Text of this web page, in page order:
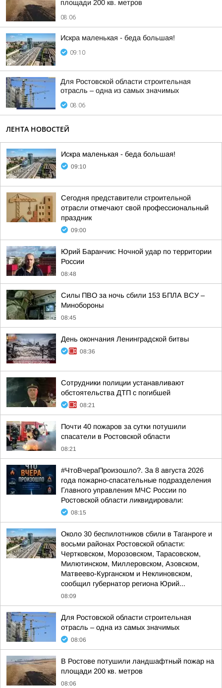
площади 200 кв. метров
08:06
Искра маленькая - беда большая!
09:10
Для Ростовской области строительная
отрасль – одна из самых значимых
08:06
ЛЕНТА НОВОСТЕЙ
Искра маленькая - беда большая!
09:10
Сегодня представители строительной
отрасли отмечают свой профессиональный
праздник
09:00
Юрий Баранчик: Ночной удар по территории
России
08:48
Силы ПВО за ночь сбили 153 БПЛА ВСУ –
Минобороны
08:45
День окончания Ленинградской битвы
08:36
Сотрудники полиции устанавливают
обстоятельства ДТП с погибшей
08:21
Почти 40 пожаров за сутки потушили
спасатели в Ростовской области
08:21
#ЧтоВчераПроизошло?. За 8 августа 2026
года пожарно-спасательные подразделения
Главного управления МЧС России по
Ростовской области ликвидировали:
08:15
Около 30 беспилотников сбили в Таганроге и
восьми районах Ростовской области:
Чертковском, Морозовском, Тарасовском,
Милютинском, Миллеровском, Азовском,
Матвеево-Курганском и Неклиновском,
сообщил губернатор региона Юрий...
08:09
Для Ростовской области строительная
отрасль – одна из самых значимых
08:06
В Ростове потушили ландшафтный пожар на
площади 200 кв. метров
08:06